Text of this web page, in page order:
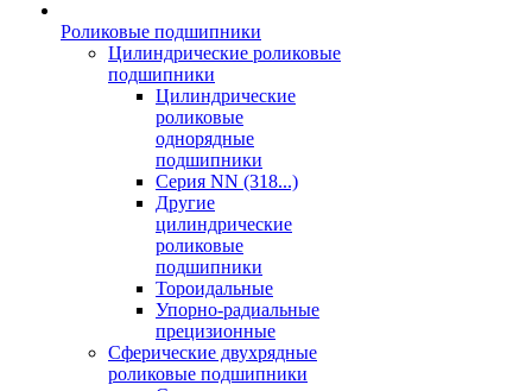
Роликовые подшипники
Цилиндрические роликовые
подшипники
Цилиндрические
роликовые
однорядные
подшипники
Серия NN (318...)
Другие
цилиндрические
роликовые
подшипники
Тороидальные
Упорно-радиальные
прецизионные
Сферические двухрядные
роликовые подшипники